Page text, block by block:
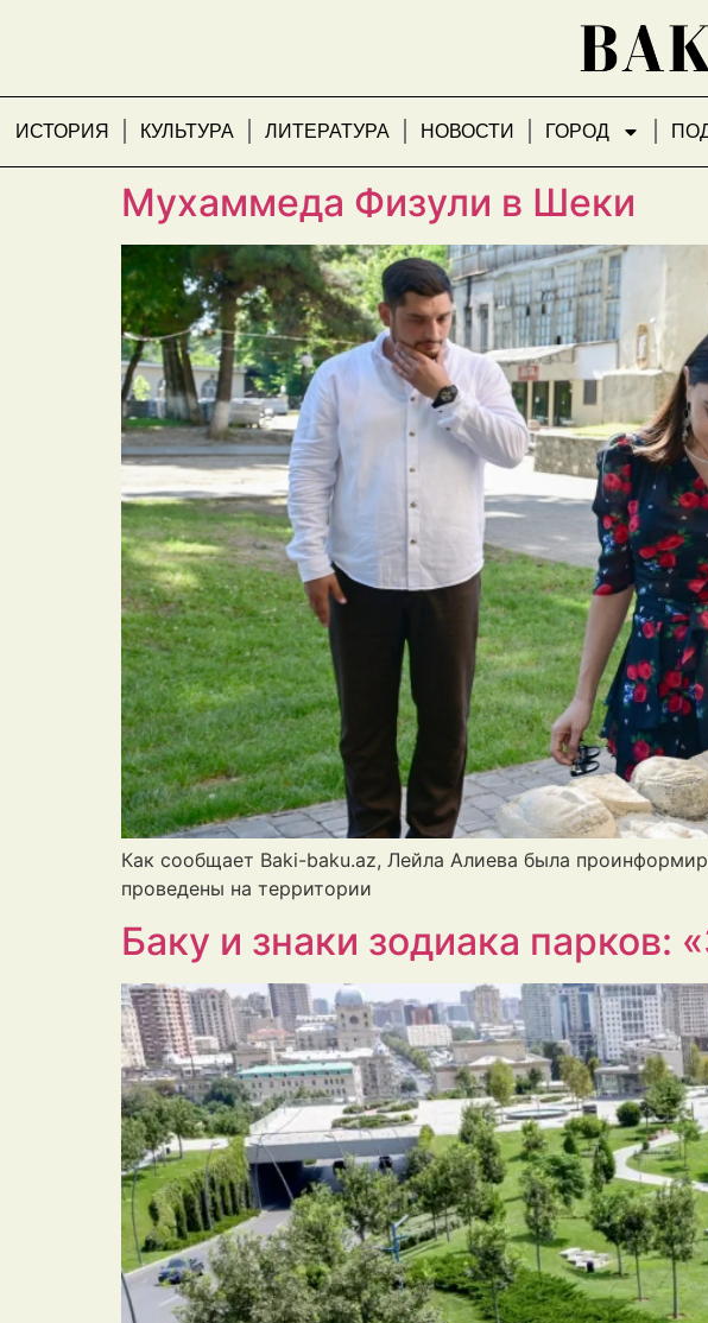
ИСТОРИЯ КУЛЬТУРА ЛИТЕРАТУРА НОВОСТИ ГОРОД
Лейла Алиева ознакомилась
Мухаммеда Физули в Шеки
Как сообщает Baki-baku.az, Лейла Алиева была
проведены на территории
Баку и знаки зодиака парков: